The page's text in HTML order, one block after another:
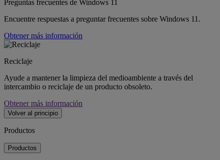
Preguntas frecuentes de Windows 11
Encuentre respuestas a preguntar frecuentes sobre Windows 11.
Obtener más información
Reciclaje
Ayude a mantener la limpieza del medioambiente a través del
intercambio o reciclaje de un producto obsoleto.
Obtener más información
Volver al principio
Productos
Productos